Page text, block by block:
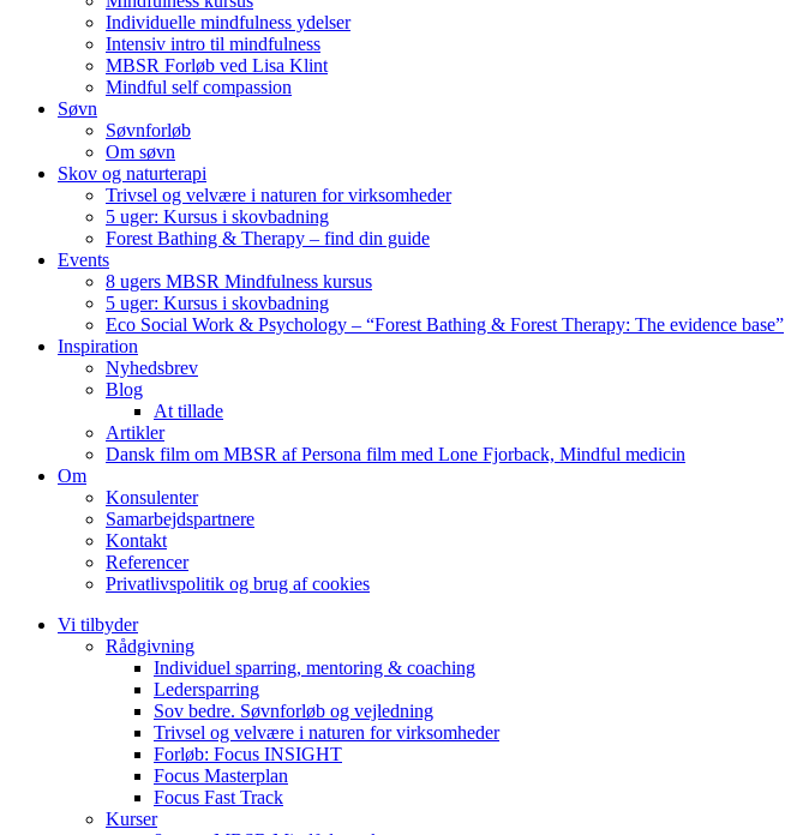
Individuelle mindfulness ydelser
Intensiv intro til mindfulness
MBSR Forløb ved Lisa Klint
Mindful self compassion
Søvn
Søvnforløb
Om søvn
Skov og naturterapi
Trivsel og velvære i naturen for virksomheder
5 uger: Kursus i skovbadning
Forest Bathing & Therapy – find din guide
Events
8 ugers MBSR Mindfulness kursus
5 uger: Kursus i skovbadning
Eco Social Work & Psychology – “Forest Bathing & Forest Therapy: The evidence base”
Inspiration
Nyhedsbrev
Blog
At tillade
Artikler
Dansk film om MBSR af Persona film med Lone Fjorback, Mindful medicin
Om
Konsulenter
Samarbejdspartnere
Kontakt
Referencer
Privatlivspolitik og brug af cookies
Vi tilbyder
Rådgivning
Individuel sparring, mentoring & coaching
Ledersparring
Sov bedre. Søvnforløb og vejledning
Trivsel og velvære i naturen for virksomheder
Forløb: Focus INSIGHT
Focus Masterplan
Focus Fast Track
Kurser